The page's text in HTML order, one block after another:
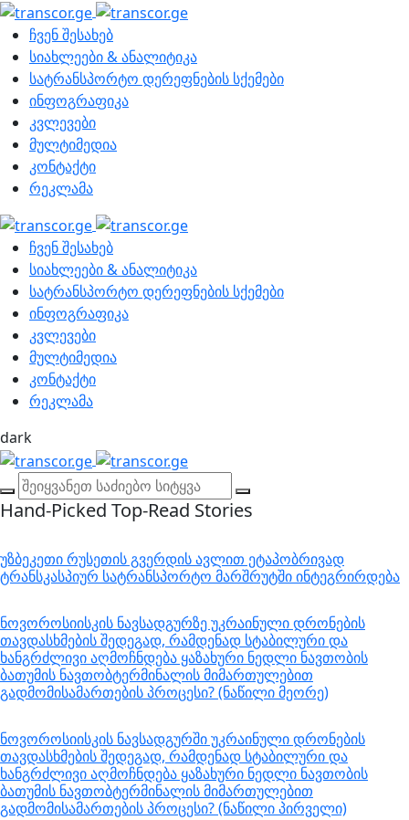
ჩვენ შესახებ
სიახლეები & ანალიტიკა
სატრანსპორტო დერეფნების სქემები
ინფოგრაფიკა
კვლევები
მულტიმედია
კონტაქტი
რეკლამა
ჩვენ შესახებ
სიახლეები & ანალიტიკა
სატრანსპორტო დერეფნების სქემები
ინფოგრაფიკა
კვლევები
მულტიმედია
კონტაქტი
რეკლამა
dark
Hand-Picked Top-Read Stories
უზბეკეთი რუსეთის გვერდის ავლით ეტაპობრივად
ტრანსკასპიურ სატრანსპორტო მარშრუტში ინტეგრირდება
ნოვოროსიისკის ნავსადგურზე უკრაინული დრონების
თავდასხმების შედეგად, რამდენად სტაბილური და
ხანგრძლივი აღმოჩნდება ყაზახური ნედლი ნავთობის
ბათუმის ნავთობტერმინალის მიმართულებით
გადმომისამართების პროცესი? (ნაწილი მეორე)
ნოვოროსიისკის ნავსადგურში უკრაინული დრონების
თავდასხმების შედეგად, რამდენად სტაბილური და
ხანგრძლივი აღმოჩნდება ყაზახური ნედლი ნავთობის
ბათუმის ნავთობტერმინალის მიმართულებით
გადმომისამართების პროცესი? (ნაწილი პირველი)